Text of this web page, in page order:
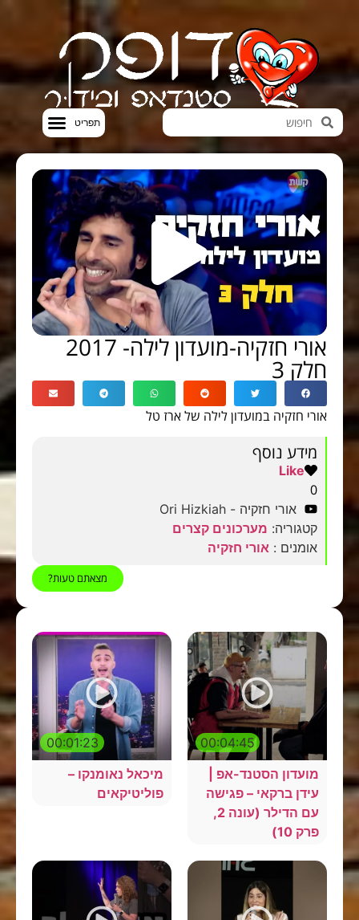
אורי חזקיה-מועדון לילה- 2017
חלק 3
אורי חזקיה במועדון לילה של ארז טל
מידע נוסף
Like
0
אורי חזקיה - Ori Hizkiah
קטגוריה: מערכונים קצרים
אומנים : אורי חזקיה
מצאתם טעות?
00:04:45
מועדון הסטנד-אפ |
עידן ברקאי – פגישה
עם הדילר (עונה 2,
פרק 10)
00:01:23
מיכאל נאומנקו –
פוליטיקאים